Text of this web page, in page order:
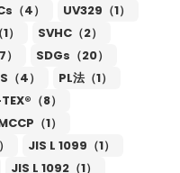
（4）
UV329（1）
SVHC（2）
SDGs（20）
（4）
PL法（1）
（8）
（1）
JIS L 1099（1）
JIS L 1092（1）